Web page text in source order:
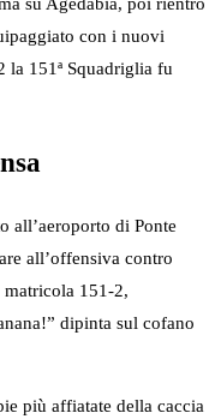
con i nuovi
la 151ª Squadriglia fu
all’aeroporto di Ponte
all’offensiva contro
151-2,
dipinta sul cofano
più affiatate della caccia